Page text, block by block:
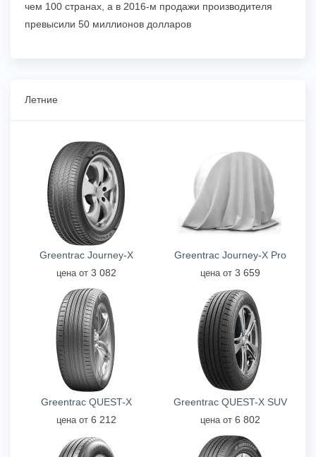
чем 100 странах, а в 2016-м продажи производителя
превысили 50 миллионов долларов
Летние
Greentrac Journey-X
цена от 3 082
Greentrac Journey-X Pro
цена от 3 659
Greentrac QUEST-X
цена от 6 212
Greentrac QUEST-X SUV
цена от 6 802